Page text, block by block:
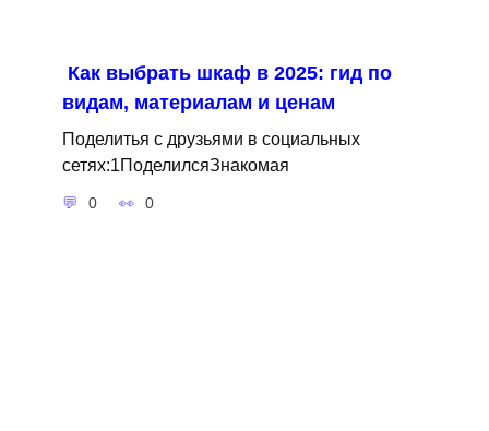
Как выбрать шкаф в 2025: гид по
видам, материалам и ценам
Поделитья с друзьями в социальных
сетях:1ПоделилсяЗнакомая
0 0